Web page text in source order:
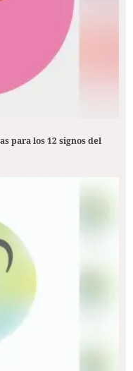
para los 12 signos del